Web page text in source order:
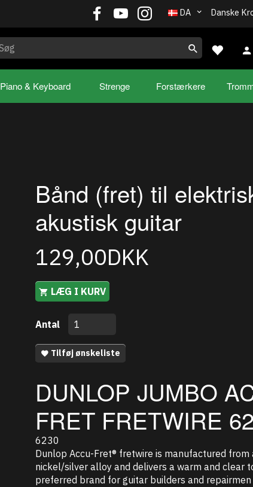
Danske
DA
Piano & Keyboard Strenge Forstærkere
Bånd (fret) til
akustisk guitar
129,00DKK
LÆG I KURV
Antal
Tilføj ønskeliste
DUNLOP JUMBO
FRET FRETWIRE
6230
Dunlop Accu-Fret® fretwire is manufactured from
nickel/silver alloy and delivers a warm and clear
preferred brand for guitar builders and repairmen